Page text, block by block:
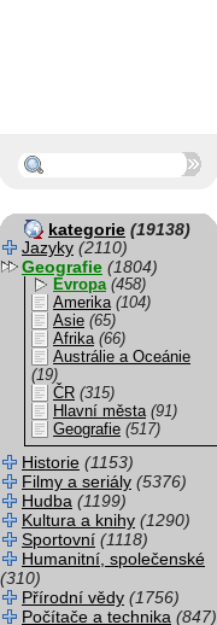
kategorie (19138)
Jazyky (2110)
Geografie (1804)
Evropa (458)
Amerika (104)
Asie (65)
Afrika (66)
Austrálie a Oceánie
(19)
ČR (315)
Hlavní města (91)
Geografie (517)
Historie (1153)
Filmy a seriály (5376)
Hudba (1199)
Kultura a knihy (1290)
Sportovní (1118)
Humanitní, společenské
(310)
Přírodní vědy (1756)
Počítače a technika (847)